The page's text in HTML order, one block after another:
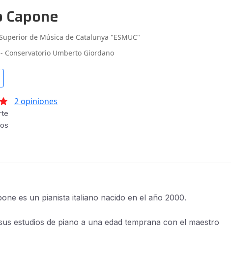
Capone
de Música de Catalunya "ESMUC"
Conservatorio Umberto Giordano
2 opiniones
es un pianista italiano nacido en el año 2000.
estudios de piano a una edad temprana con el maestro